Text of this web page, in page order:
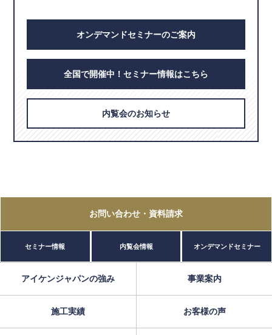
オンデマンドセミナーのご案内
全国で開催中！セミナー情報はこちら
内覧会のお知らせ
お問い合わせ ・資料請求
セミナー情報 内覧会情報 オンデマンドセミナー
アイケンジャパンの強み 事業案内
施工実績 お客様の声